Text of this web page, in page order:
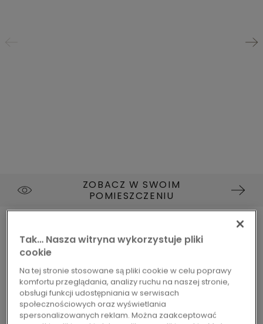
ZOBACZ W SWOIM
POMIESZCZENIU
DĄB MUŚNIĘTY SŁOŃCEM
Klasa 32 - Przeznaczone do użytku domowego
Nadaje się do stosowania z ogrzewaniem
podłogowym
Odporne na wodę
Tak… Nasza witryna wykorzystuje pliki
cookie
Na tej stronie stosowane są pliki cookie w celu poprawy
komfortu przeglądania, analizy ruchu na naszej stronie,
obsługi funkcji udostępniania w serwisach
społecznościowych oraz wyświetlania
spersonalizowanych reklam. Można zaakceptować